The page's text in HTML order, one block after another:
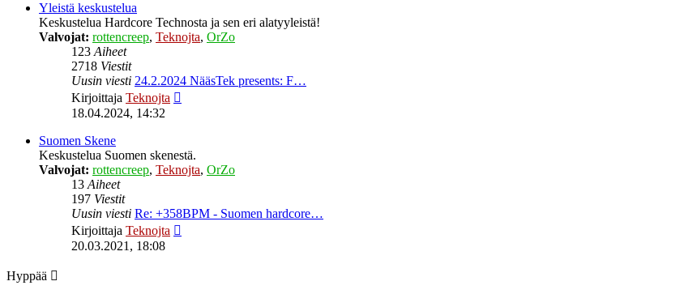
Yleistä keskustelua
Keskustelua Hardcore Technosta ja sen eri alatyyleistä!
Valvojat: rottencreep, Teknojta, OrZo
123 Aiheet
2718 Viestit
Uusin viesti 24.2.2024 NääsTek presents: F…
Kirjoittaja Teknojta
18.04.2024, 14:32
Suomen Skene
Keskustelua Suomen skenestä.
Valvojat: rottencreep, Teknojta, OrZo
13 Aiheet
197 Viestit
Uusin viesti Re: +358BPM - Suomen hardcore…
Kirjoittaja Teknojta
20.03.2021, 18:08
Hyppää